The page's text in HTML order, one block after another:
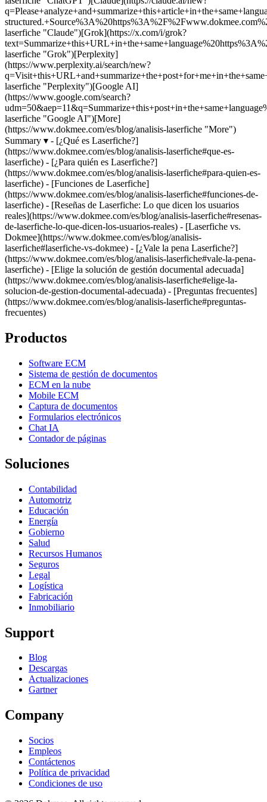
laserfiche "Claude")[Grok](https://x.com/i/grok?
laserfiche "Grok")[Perplexity]
(https://www.perplexity.ai/search/new?
laserfiche "Perplexity")[Google AI]
(https://www.google.com/search?
laserfiche "Google AI")[More]
(https://www.dokmee.com/es/blog/analisis-laserfiche "More")
Summary ▾ - [¿Qué es Laserfiche?]
(https://www.dokmee.com/es/blog/analisis-laserfiche#que-es-
laserfiche) - [¿Para quién es Laserfiche?]
(https://www.dokmee.com/es/blog/analisis-laserfiche#para-quien-es-
laserfiche) - [Funciones de Laserfiche]
(https://www.dokmee.com/es/blog/analisis-laserfiche#funciones-de-
laserfiche) - [Reseñas de Laserfiche: Lo que dicen los usuarios
reales](https://www.dokmee.com/es/blog/analisis-laserfiche#resenas-
de-laserfiche-lo-que-dicen-los-usuarios-reales) - [Laserfiche vs.
Dokmee](https://www.dokmee.com/es/blog/analisis-
laserfiche#laserfiche-vs-dokmee) - [¿Vale la pena Laserfiche?]
(https://www.dokmee.com/es/blog/analisis-laserfiche#vale-la-pena-
laserfiche) - [Elige la solución de gestión documental adecuada]
(https://www.dokmee.com/es/blog/analisis-laserfiche#elige-la-
solucion-de-gestion-documental-adecuada) - [Preguntas frecuentes]
(https://www.dokmee.com/es/blog/analisis-laserfiche#preguntas-
frecuentes)
Productos
Software ECM
Sistema de gestión de documentos
ECM en la nube
Mobile ECM
Captura de documentos
Formularios electrónicos
Chat IA
Contador de páginas
Soluciones
Contabilidad
Automotriz
Educación
Energía
Gobierno
Salud
Recursos Humanos
Seguros
Legal
Logística
Fabricación
Inmobiliario
Support
Blog
Descargas
Actualizaciones
Gartner
Company
Socios
Empleos
Contáctenos
Política de privacidad
Condiciones de uso